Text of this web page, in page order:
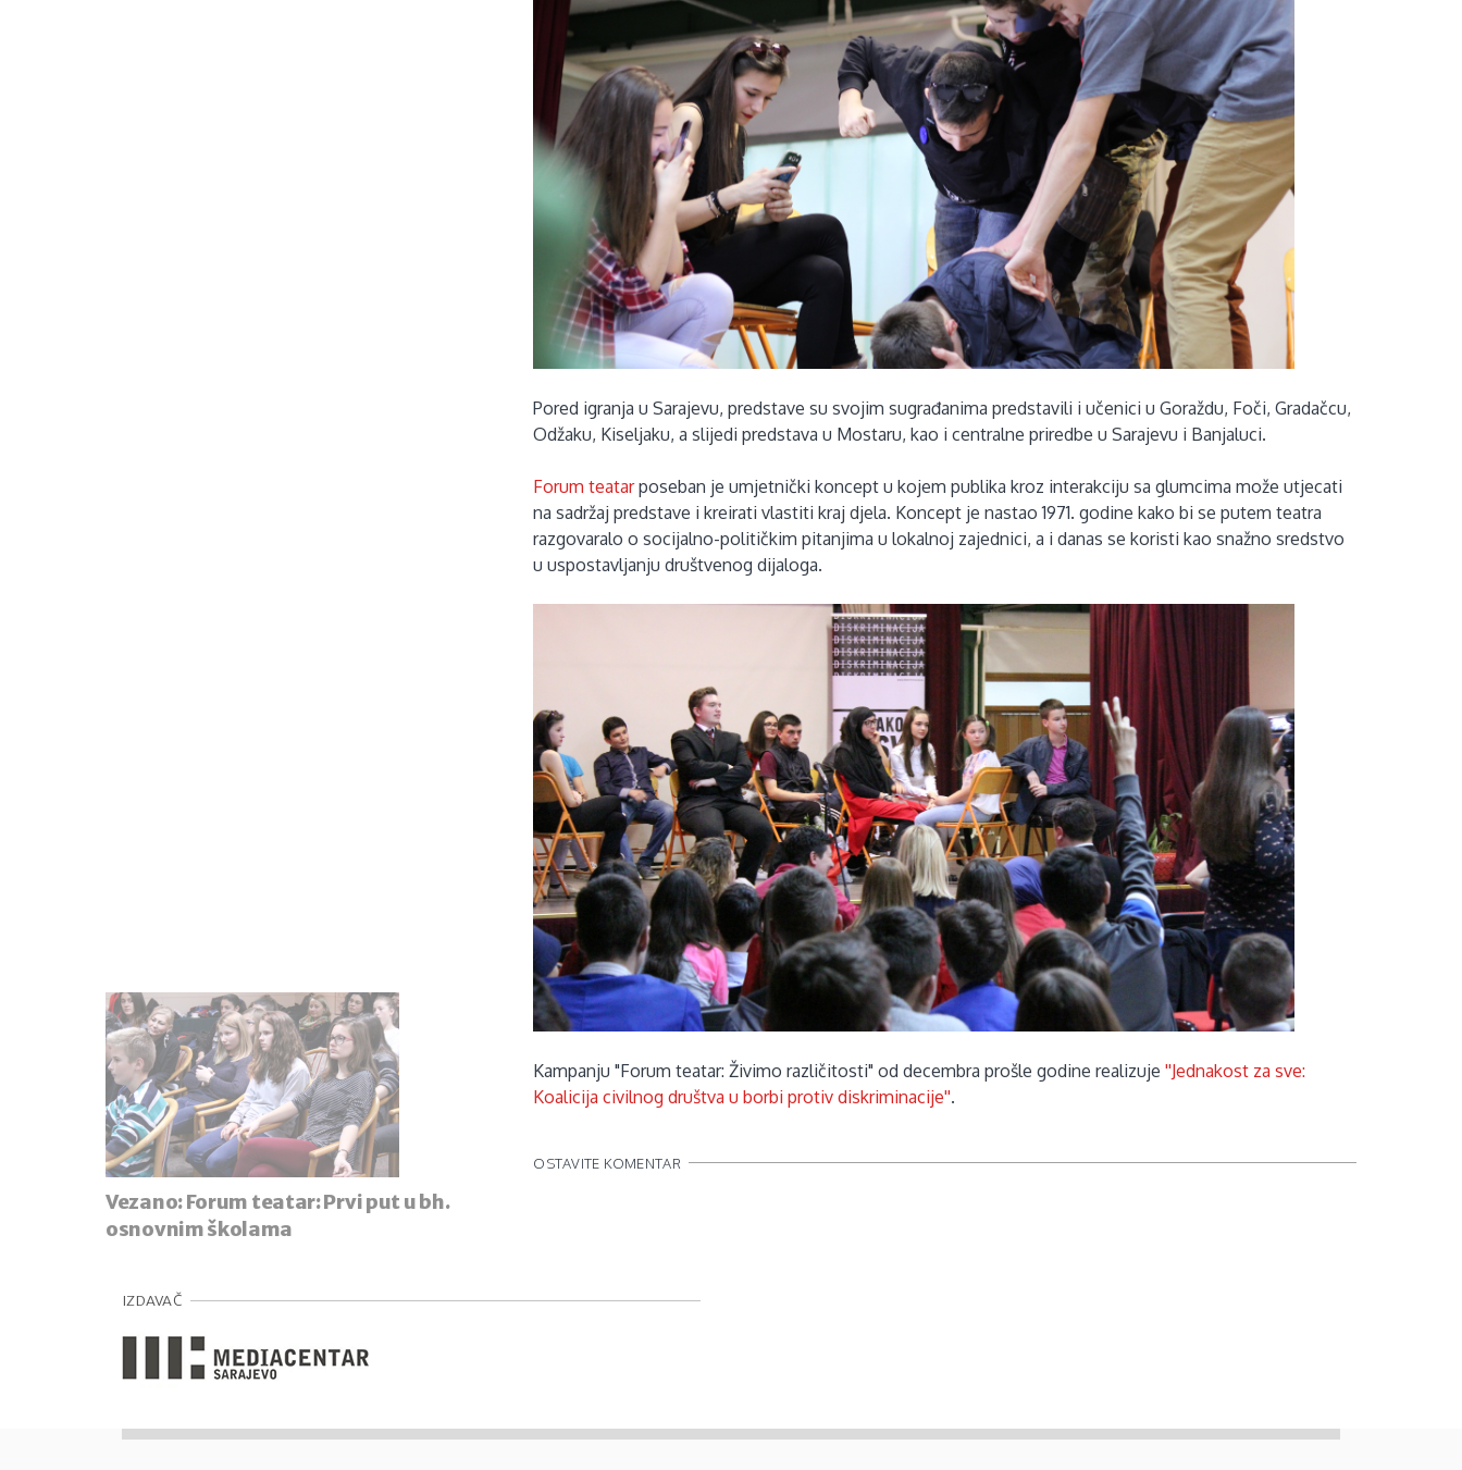
Vezano:Forum teatar: Prvi put u bh.
osnovnim školama
Pored igranja u Sarajevu, predstave su svojim sugrađanima predstavili i učenici u Goraždu, Foči, Gradačcu,
Odžaku, Kiseljaku, a slijedi predstava u Mostaru, kao i centralne priredbe u Sarajevu i Banjaluci.
Forum teatarposeban je umjetnički koncept u kojem publika kroz interakciju sa glumcima može utjecati
na sadržaj predstave i kreirati vlastiti kraj djela. Koncept je nastao 1971. godine kako bi se putem teatra
razgovaralo o socijalno-političkim pitanjima u lokalnoj zajednici, a i danas se koristi kao snažno sredstvo
u uspostavljanju društvenog dijaloga.
Kampanju "Forum teatar: Živimo različitosti" od decembra prošle godine realizuje''Jednakost za sve:
Koalicija civilnog društva u borbi protiv diskriminacije''.
OSTAVITE KOMENTAR
IZDAVAČ